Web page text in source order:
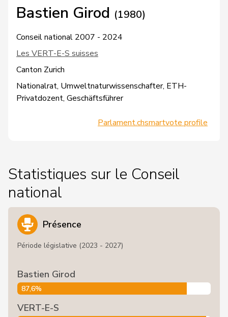
Bastien Girod (1980)
Conseil national 2007 - 2024
Les VERT-E-S suisses
Canton Zurich
Nationalrat, Umweltnaturwissenschafter, ETH-
Privatdozent, Geschäftsführer
Parlament.chsmartvote profile
Statistiques sur le Conseil
national
Présence
Période législative (2023 - 2027)
Bastien Girod
87,6%
VERT-E-S